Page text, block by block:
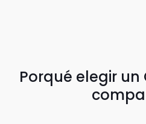
Porqué elegir